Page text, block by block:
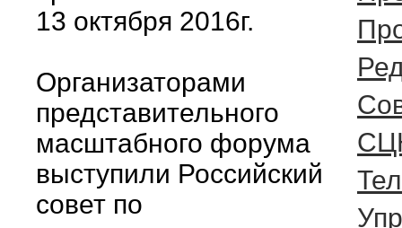
13 октября 2016г.
Организаторами
представительного
масштабного форума
выступили Российский
совет по